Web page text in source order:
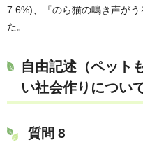
7.6%)、『のら猫の鳴き声が
た。
自由記述（ペット
い社会作りについて
質問 8